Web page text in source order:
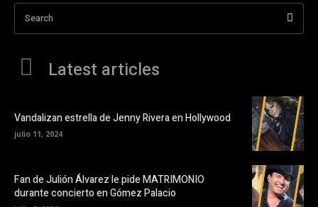
Search
Latest articles
Vandalizan estrella de Jenny Rivera en Hollywood
julio 11, 2024
Fan de Julión Álvarez le pide MATRIMONIO
durante concierto en Gómez Palacio